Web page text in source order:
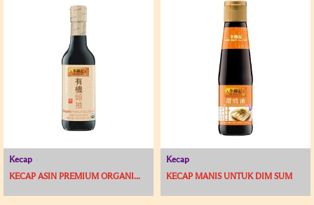
Kecap
KECAP ASIN PREMIUM ORGANI...
Kecap
KECAP MANIS UNTUK DIM SUM